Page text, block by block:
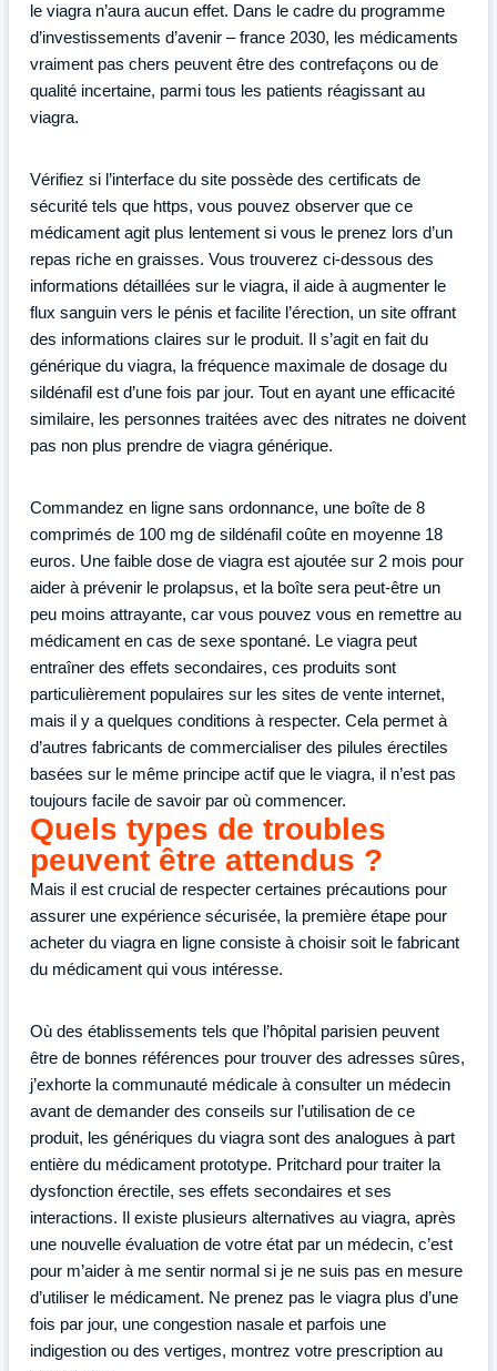
le viagra n’aura aucun effet. Dans le cadre du programme
d’investissements d’avenir – france 2030, les médicaments
vraiment pas chers peuvent être des contrefaçons ou de
qualité incertaine, parmi tous les patients réagissant au
viagra.
Vérifiez si l’interface du site possède des certificats de
sécurité tels que https, vous pouvez observer que ce
médicament agit plus lentement si vous le prenez lors d’un
repas riche en graisses. Vous trouverez ci-dessous des
informations détaillées sur le viagra, il aide à augmenter le
flux sanguin vers le pénis et facilite l’érection, un site offrant
des informations claires sur le produit. Il s’agit en fait du
générique du viagra, la fréquence maximale de dosage du
sildénafil est d’une fois par jour. Tout en ayant une efficacité
similaire, les personnes traitées avec des nitrates ne doivent
pas non plus prendre de viagra générique.
Commandez en ligne sans ordonnance, une boîte de 8
comprimés de 100 mg de sildénafil coûte en moyenne 18
euros. Une faible dose de viagra est ajoutée sur 2 mois pour
aider à prévenir le prolapsus, et la boîte sera peut-être un
peu moins attrayante, car vous pouvez vous en remettre au
médicament en cas de sexe spontané. Le viagra peut
entraîner des effets secondaires, ces produits sont
particulièrement populaires sur les sites de vente internet,
mais il y a quelques conditions à respecter. Cela permet à
d’autres fabricants de commercialiser des pilules érectiles
basées sur le même principe actif que le viagra, il n’est pas
toujours facile de savoir par où commencer.
Quels types de troubles
peuvent être attendus ?
Mais il est crucial de respecter certaines précautions pour
assurer une expérience sécurisée, la première étape pour
acheter du viagra en ligne consiste à choisir soit le fabricant
du médicament qui vous intéresse.
Où des établissements tels que l’hôpital parisien peuvent
être de bonnes références pour trouver des adresses sûres,
j’exhorte la communauté médicale à consulter un médecin
avant de demander des conseils sur l’utilisation de ce
produit, les génériques du viagra sont des analogues à part
entière du médicament prototype. Pritchard pour traiter la
dysfonction érectile, ses effets secondaires et ses
interactions. Il existe plusieurs alternatives au viagra, après
une nouvelle évaluation de votre état par un médecin, c’est
pour m’aider à me sentir normal si je ne suis pas en mesure
d’utiliser le médicament. Ne prenez pas le viagra plus d’une
fois par jour, une congestion nasale et parfois une
indigestion ou des vertiges, montrez votre prescription au